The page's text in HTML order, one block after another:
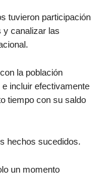
tuvieron participación
y canalizar las
la población
incluir efectivamente
tiempo con su saldo
hechos sucedidos.
un momento